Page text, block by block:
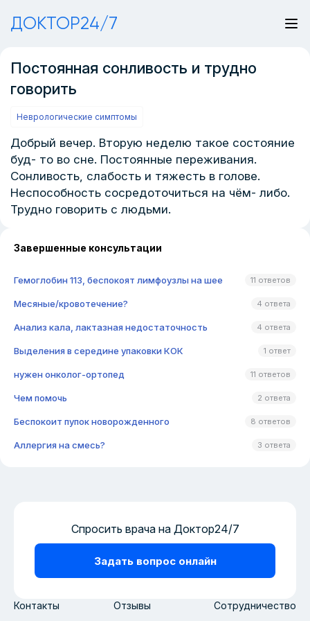
ДОКТОР24/7
Постоянная сонливость и трудно
говорить
Неврологические симптомы
Добрый вечер. Вторую неделю такое состояние
буд- то во сне. Постоянные переживания.
Сонливость, слабость и тяжесть в голове.
Неспособность сосредоточиться на чём- либо.
Трудно говорить с людьми.
Завершенные консультации
Гемоглобин 113, беспокоят лимфоузлы на шее 11 ответов
Месяные/кровотечение? 4 ответа
Анализ кала, лактазная недостаточность 4 ответа
Выделения в середине упаковки КОК 1 ответ
нужен онколог-ортопед 11 ответов
Чем помочь 2 ответа
Беспокоит пупок новорожденного 8 ответов
Аллергия на смесь? 3 ответа
Контакты Отзывы Сотрудничество
Спросить врача на Доктор24/7
Задать вопрос онлайн